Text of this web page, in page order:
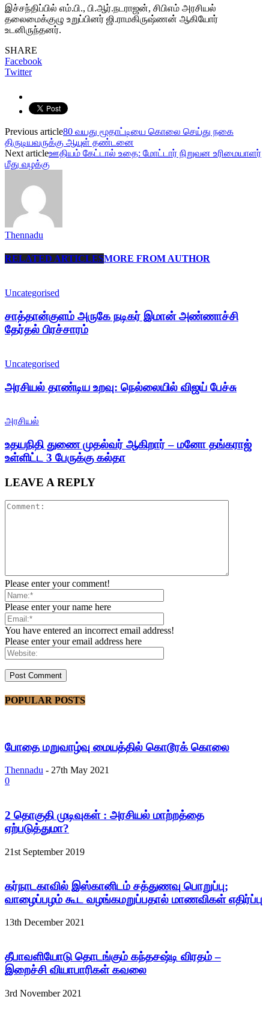
இச்சந்திப்பில் எம்.பி., பி.ஆர்.நடராஜன், சிபிஎம் அரசியல்
தலைமைக்குழு உறுப்பினர் ஜி.ராமகிருஷ்ணன் ஆகியோர்
உடனிருந்தனர்.
SHARE
Facebook
Twitter
Previous article80 வயது மூதாட்டியை கொலை செய்து நகை
திருடியவருக்கு ஆயுள் தண்டனை
Next articleஊதியம் கேட்டால் உதை: மோட்டார் நிறுவன உரிமையாளர்
மீது வழக்கு
Thennadu
RELATED ARTICLESMORE FROM AUTHOR
Uncategorised
சாத்தான்குளம் அருகே நடிகர் இமான் அண்ணாச்சி
தேர்தல் பிரச்சாரம்
Uncategorised
அரசியல் தாண்டிய உறவு: நெல்லையில் விஜய் பேச்சு
அரசியல்
உதயநிதி துணை முதல்வர் ஆகிறார் – மனோ தங்கராஜ்
உள்ளிட்ட 3 பேருக்கு கல்தா
LEAVE A REPLY
Please enter your comment!
Please enter your name here
You have entered an incorrect email address!
Please enter your email address here
POPULAR POSTS
போதை மறுவாழ்வு மையத்தில் கொடூரக் கொலை
Thennadu - 27th May 2021
0
2 தொகுதி முடிவுகள் : அரசியல் மாற்றத்தை
ஏற்படுத்துமா?
21st September 2019
கர்நாடகாவில் இஸ்கானிடம் சத்துணவு பொறுப்பு;
வாழைப்பழம் கூட வழங்கமறுப்பதால் மாணவிகள் எதிர்ப்பு
13th December 2021
தீபாவளியோடு தொடங்கும் கந்தசஷ்டி விரதம் –
இறைச்சி வியாபாரிகள் கவலை
3rd November 2021